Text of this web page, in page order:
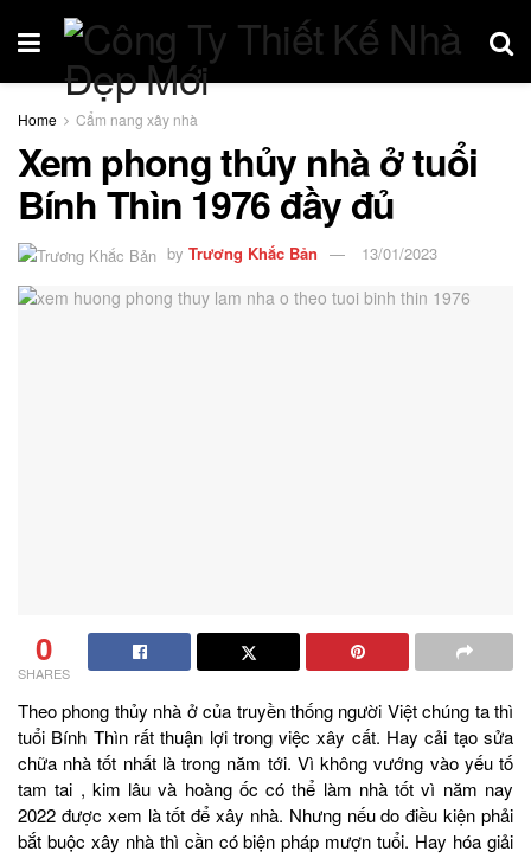
Home Cẩm nang xây nhà
Xem phong thủy nhà ở tuổi
Bính Thìn 1976 đầy đủ
by Trương Khắc Bản 13/01/2023
0
SHARES
Theo phong thủy nhà ở của truyền thống người Việt chúng ta thì
tuổi Bính Thìn rất thuận lợi trong việc xây cất. Hay cải tạo sửa
chữa nhà tốt nhất là trong năm tới. Vì không vướng vào yếu tố
tam tai , kim lâu và hoàng ốc có thể làm nhà tốt vì năm nay
2022 được xem là tốt để xây nhà. Nhưng nếu do điều kiện phải
bắt buộc xây nhà thì cần có biện pháp mượn tuổi. Hay hóa giải